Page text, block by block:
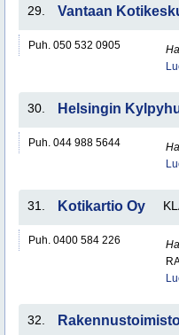
29. Vantaan
Puh. 050 532 0905
30. Helsingin
Puh. 044 988 5644
31. Kotikartio Oy
Puh. 0400 584 226
32.